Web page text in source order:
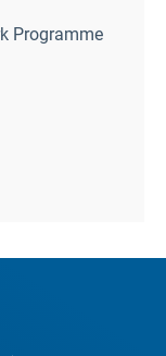
Programme